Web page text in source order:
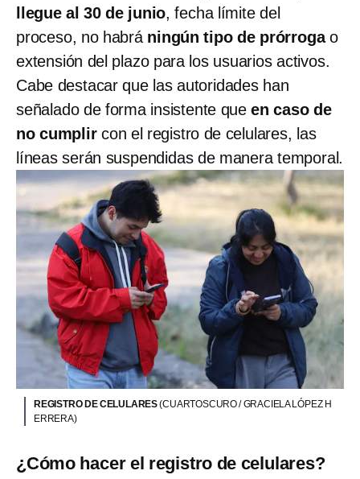
llegue al 30 de junio, fecha límite del
proceso, no habrá ningún tipo de prórrogao
extensión del plazo para los usuarios activos.
Cabe destacar que las autoridades han
señalado de forma insistente queen caso de
no cumplircon el registro de celulares, las
líneas serán suspendidas de manera temporal.
REGISTRO DE CELULARES(CUARTOSCURO / GRACIELA LÓPEZ H
ERRERA)
¿Cómo hacer el registro de celulares?